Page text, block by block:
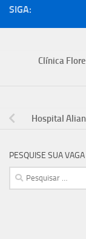
SIGA:
Clínica
Hospital
PESQUISE SUA VAGA
Pesquisar
por: